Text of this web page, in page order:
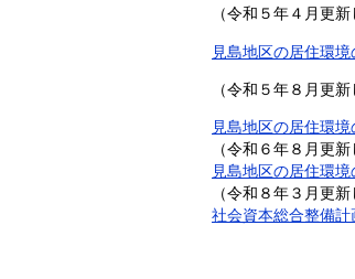
（令和５年４月更新
見島地区の居住環
（令和５年８月更新
見島地区の居住環
（令和６年８月更新
見島地区の居住環
（令和８年３月更新
社会資本総合整備